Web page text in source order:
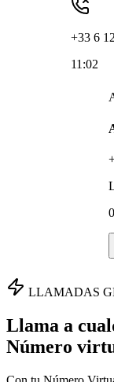
+33 6
11:02
LLAMADAS
Llama a
Número